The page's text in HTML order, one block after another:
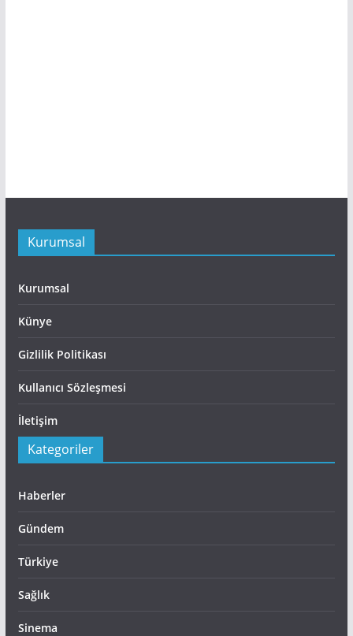
Kurumsal
Kurumsal
Künye
Gizlilik Politikası
Kullanıcı Sözleşmesi
İletişim
Kategoriler
Haberler
Gündem
Türkiye
Sağlık
Sinema